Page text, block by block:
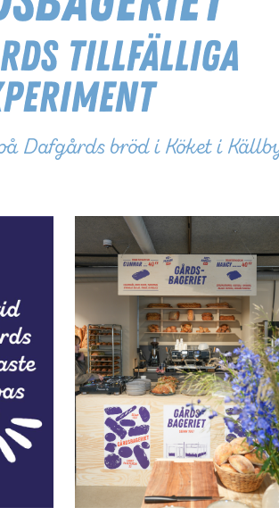
tillfälliga
Dafgårds bröd i Köket i